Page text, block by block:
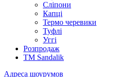
Сліпони
Капці
Термо черевики
Туфлі
Уггі
Розпродаж
TM Sandalik
Адреса шоурумов